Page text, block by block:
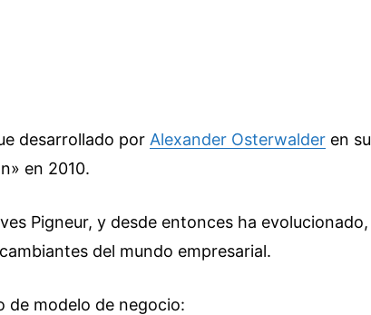
desarrollado por Alexander Osterwalder en
en 2010.
Pigneur, y desde entonces ha
del mundo empresarial.
de modelo de negocio: